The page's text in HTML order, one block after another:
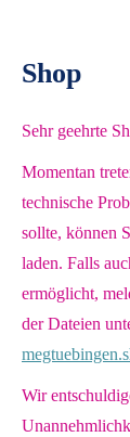
Shop
Sehr geehrte
Momentan
technische
sollte, können
laden. Falls
ermöglicht,
der Dateien
Wir